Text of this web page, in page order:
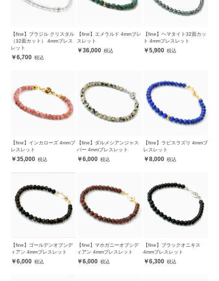
【fine】ブラジル クリスタル
（32面カット） 4mmブレス
レット
6,700
【fine】エメラルド 4mmブレ
スレット
36,000
【fine】ヘマタイト32面カッ
ト 4mmブレスレット
5,900
【fine】インカローズ 4mmブ
レスレット
35,000
【fine】ダルメシアンジャス
パー 4mmブレスレット
6,000
【fine】ラピスラズリ 4mmブ
レスレット
8,000
【fine】ゴールデンオブシデ
ィアン 4mmブレスレット
6,000
【fine】マホガニーオブシデ
ィアン 4mmブレスレット
6,000
【fine】ブラックオニキス
4mmブレスレット
6,300